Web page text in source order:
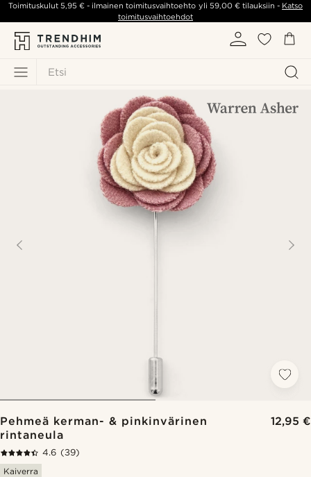
Etsi
Toimituskulut5,95 € - ilmainen toimitusvaihtoehto yli 59,00 €tilauksiin - Katso
toimitusvaihtoehdot
Pehmeä kerman- & pinkinvärinen
rintaneula
12,95 €
4.6 (39)
Kaiverra